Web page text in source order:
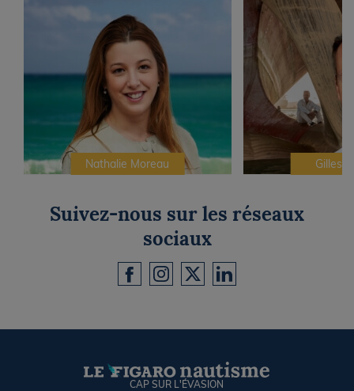
Nathalie Moreau Gilles
Suivez-nous sur les réseaux
sociaux
CAP SUR L'ÉVASION